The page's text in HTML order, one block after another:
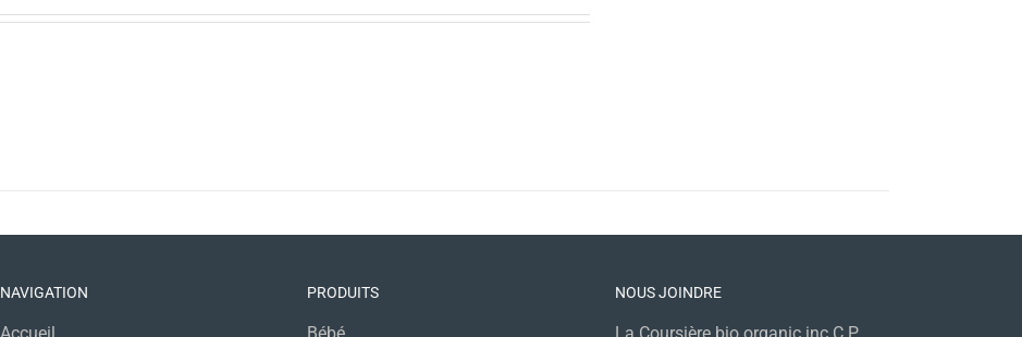
NAVIGATION PRODUITS NOUS JOINDRE